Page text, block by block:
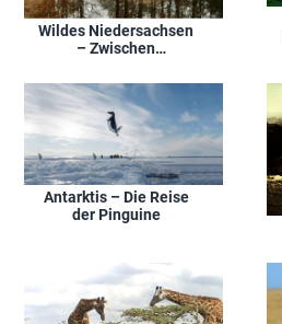
Wildes Niedersachsen
– Zwischen
Harz
Antarktis – Die Reise
der Pinguine